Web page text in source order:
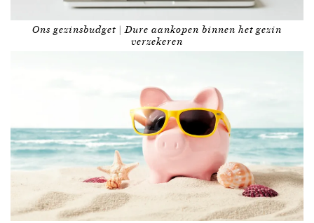
Ons gezinsbudget | Dure aankopen binnen het gezin
verzekeren